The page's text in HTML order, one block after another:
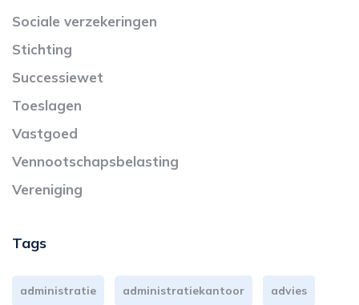
Sociale verzekeringen
Stichting
Successiewet
Toeslagen
Vastgoed
Vennootschapsbelasting
Vereniging
Tags
administratie administratiekantoor advies